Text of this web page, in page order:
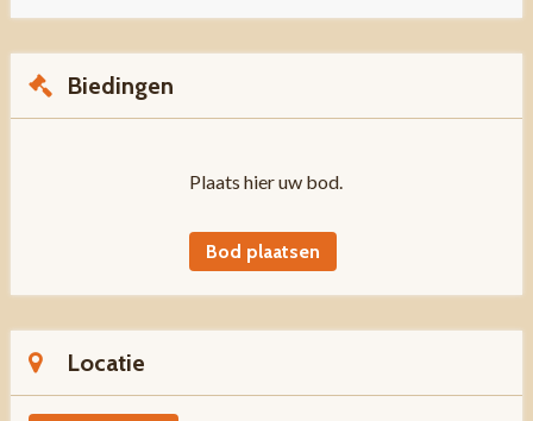
Biedingen
Plaats hier uw bod.
Bod plaatsen
Locatie